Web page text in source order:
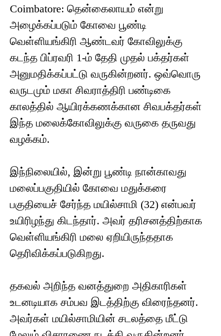
Coimbatore: தென்கைலாயம் என்று
அழைக்கப்படும் கோவை பூண்டி
வெள்ளியங்கிரி ஆண்டவர் கோவிலுக்கு
கடந்த பிப்ரவரி 1-ம் தேதி முதல் பக்தர்கள்
அனுமதிக்கப்பட்டு வருகின்றனர். ஒவ்வொரு
வருடமும் மகா சிவராத்திரி பண்டிகை
காலத்தில் ஆயிரக்கணக்கான சிவபக்தர்கள்
இந்த மலைக்கோவிலுக்கு வருகை தருவது
வழக்கம்.
இந்நிலையில், இன்று பூண்டி நான்காவது
மலைப்பகுதியில் கோவை மதுக்கரை
பகுதியைச் சேர்ந்த மயில்சாமி (32) என்பவர்
உயிரிழந்து கிடந்தார். அவர் தரிசனத்திற்காக
வெள்ளியங்கிரி மலை ஏறியிருந்ததாக
தெரிவிக்கப்படுகிறது.
தகவல் அறிந்த வனத்துறை அதிகாரிகள்
உடனடியாக சம்பவ இடத்திற்கு விரைந்தனர்.
அவர்கள் மயில்சாமியின் சடலத்தை மீட்டு